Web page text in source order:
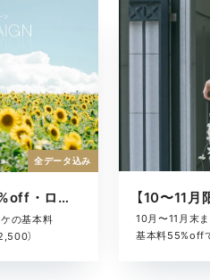
【7〜9月限定】基本料50%off・ロケキャンペーン
の基本料
）
全データ込み
10月〜11月末
基本料55%off